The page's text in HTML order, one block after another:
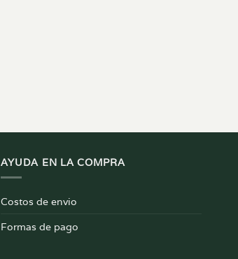
AYUDA EN LA COMPRA
Costos de envio
Formas de pago